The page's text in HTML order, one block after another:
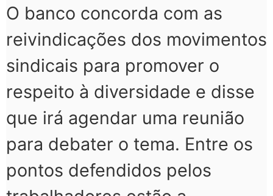
O banco concorda com as
reivindicações dos movimentos
sindicais para promover o
respeito à diversidade e disse
que irá agendar uma reunião
para debater o tema. Entre os
pontos defendidos pelos